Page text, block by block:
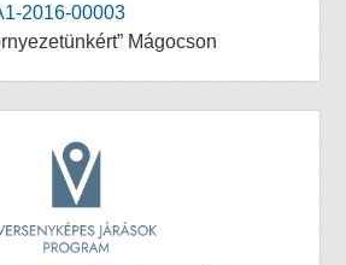
2016-00003
Mágocson